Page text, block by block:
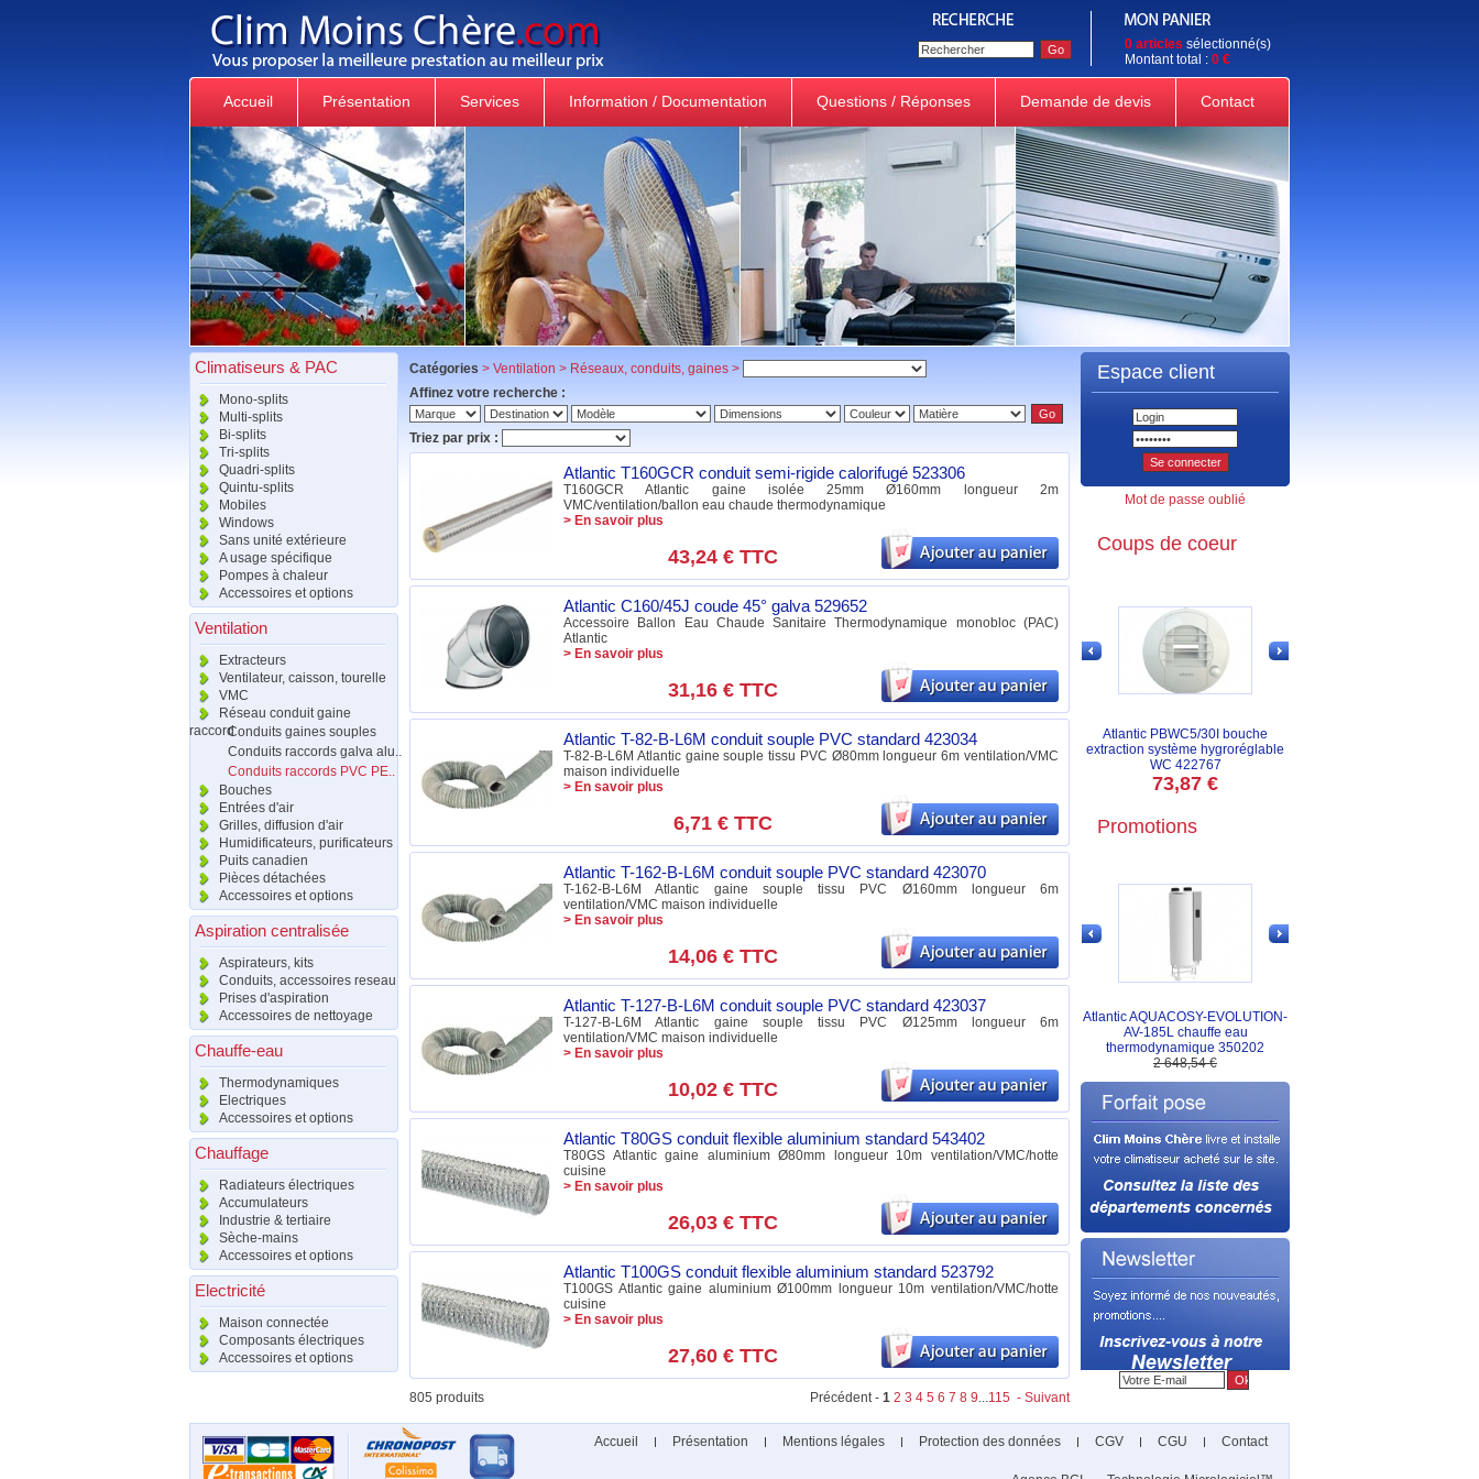
0 articles sélectionné(s)
Montant total : 0 €
Accueil Présentation Services Information / Documentation Questions / Réponses Demande de devis Contact
Climatiseurs & PAC
Mono-splits
Multi-splits
Bi-splits
Tri-splits
Quadri-splits
Quintu-splits
Mobiles
Windows
Sans unité extérieure
A usage spécifique
Pompes à chaleur
Accessoires et options
Ventilation
Extracteurs
Ventilateur, caisson, tourelle
VMC
Réseau conduit gaine
raccordConduits gaines souples
Conduits raccords galva alu..
Conduits raccords PVC PE..
Bouches
Entrées d'air
Grilles, diffusion d'air
Humidificateurs, purificateurs
Puits canadien
Pièces détachées
Accessoires et options
Aspiration centralisée
Aspirateurs, kits
Conduits, accessoires reseau
Prises d'aspiration
Accessoires de nettoyage
Chauffe-eau
Thermodynamiques
Electriques
Accessoires et options
Chauffage
Radiateurs électriques
Accumulateurs
Industrie & tertiaire
Sèche-mains
Accessoires et options
Electricité
Maison connectée
Composants électriques
Accessoires et options
Catégories > Ventilation > Réseaux, conduits, gaines >
Affinez votre recherche :
Triez par prix :
Atlantic T160GCR conduit semi-rigide calorifugé 523306
T160GCR Atlantic gaine isolée 25mm Ø160mm longueur 2m
VMC/ventilation/ballon eau chaude thermodynamique
> En savoir plus
43,24 €TTC
Atlantic C160/45J coude 45° galva 529652
Accessoire Ballon Eau Chaude Sanitaire Thermodynamique monobloc (PAC)
Atlantic
> En savoir plus
31,16 €TTC
Atlantic T-82-B-L6M conduit souple PVC standard 423034
T-82-B-L6M Atlantic gaine souple tissu PVC Ø80mm longueur 6m ventilation/VMC
maison individuelle
> En savoir plus
6,71 €TTC
Atlantic T-162-B-L6M conduit souple PVC standard 423070
T-162-B-L6M Atlantic gaine souple tissu PVC Ø160mm longueur 6m
ventilation/VMC maison individuelle
> En savoir plus
14,06 €TTC
Atlantic T-127-B-L6M conduit souple PVC standard 423037
T-127-B-L6M Atlantic gaine souple tissu PVC Ø125mm longueur 6m
ventilation/VMC maison individuelle
> En savoir plus
10,02 €TTC
Atlantic T80GS conduit flexible aluminium standard 543402
T80GS Atlantic gaine aluminium Ø80mm longueur 10m ventilation/VMC/hotte
cuisine
> En savoir plus
26,03 €TTC
Atlantic T100GS conduit flexible aluminium standard 523792
T100GS Atlantic gaine aluminium Ø100mm longueur 10m ventilation/VMC/hotte
cuisine
> En savoir plus
27,60 €TTC
805 produits Précédent - 1 2 3 4 5 6 7 8 9...115 - Suivant
Espace client
Mot de passe oublié
Coups de coeur
Atlantic PBWC5/30I bouche
extraction système hygroréglable
WC 422767
73,87 €
Promotions
Atlantic AQUACOSY-EVOLUTION-
AV-185L chauffe eau
thermodynamique 350202
2 648,54 €
Accueil Présentation Mentions légales Protection des données CGV CGU Contact